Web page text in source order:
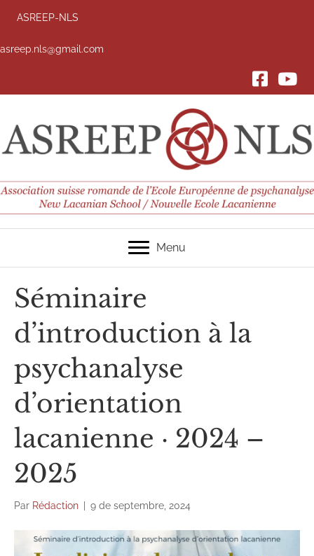
ASREEP-NLS
asreep.nls@gmail.com
FACEBOOK
Menu
Séminaire
d’introduction à la
psychanalyse
d’orientation
lacanienne · 2024 –
2025
Par Rédaction 9 de septembre, 2024